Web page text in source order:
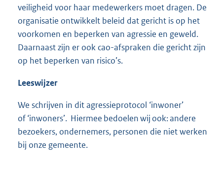
veiligheid voor haar medewerkers moet dragen. De
organisatie ontwikkelt beleid dat gericht is op het
voorkomen en beperken van agressie en geweld.
Daarnaast zijn er ook cao-afspraken die gericht zijn
op het beperken van risico’s.
Leeswijzer
We schrijven in dit agressieprotocol ‘inwoner’
of ‘inwoners’. Hiermee bedoelen wij ook: andere
bezoekers, ondernemers, personen die niet werken
bij onze gemeente.